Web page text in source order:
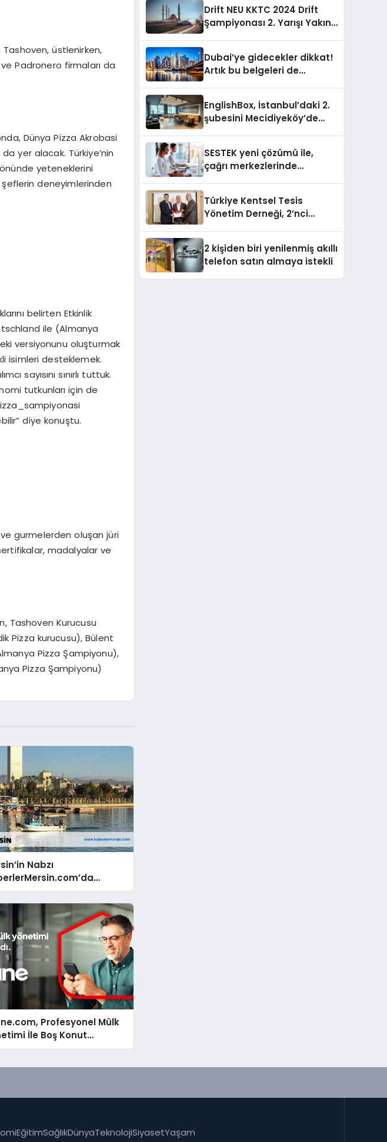
üstlenirken,
Padronero firmaları da
Dünya Pizza Akrobasi
yer alacak. Türkiye’nin
yeteneklerini
deneyimlerinden
belirten Etkinlik
ile (Almanya
versiyonunu oluşturmak
isimleri desteklemek.
sayısını sınırlı tuttuk.
tutkunları için de
diye konuştu.
ve gurmelerden oluşan jüri
madalyalar ve
Tashoven Kurucusu
Pizza kurucusu), Bülent
Pizza Şampiyonu),
Pizza Şampiyonu)
Nabzı
Profesyonel Mülk
İle Boş Konut
Eritecek
Drift NEU KKTC 2024 Drift
Şampiyonası 2. Yarışı Yakın
Dubai’ye gidecekler dikkat!
Artık bu belgeleri de
EnglishBox, İstanbul’daki 2.
şubesini Mecidiyeköy’de
SESTEK yeni çözümü ile,
çağrı merkezlerinde
Türkiye Kentsel Tesis
Yönetim Derneği, 2’nci
2 kişiden biri yenilenmiş akıllı
telefon satın almaya istekli
EğitimSağlıkDünyaTeknolojiSiyasetYaşam